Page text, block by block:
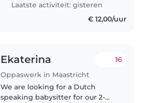
Laatste activiteit: gisteren
€ 12,00/uur
Ekaterina
Oppaswerk in Maastricht
16
We are looking for a Dutch
speaking babysitter for our 2-